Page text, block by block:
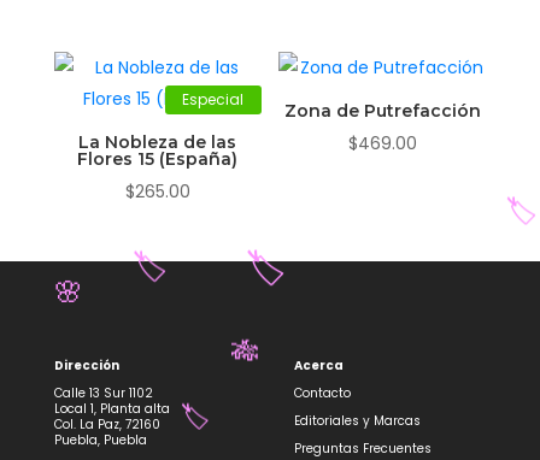
Especial
La Nobleza de las
Flores 15 (España)
$265.00
Zona de Putrefacción
$469.00
Dirección
Calle 13 Sur 1102
Local 1, Planta alta
Col. La Paz, 72160
Puebla, Puebla
Acerca
Contacto
Editoriales y Marcas
Preguntas Frecuentes
🏷️